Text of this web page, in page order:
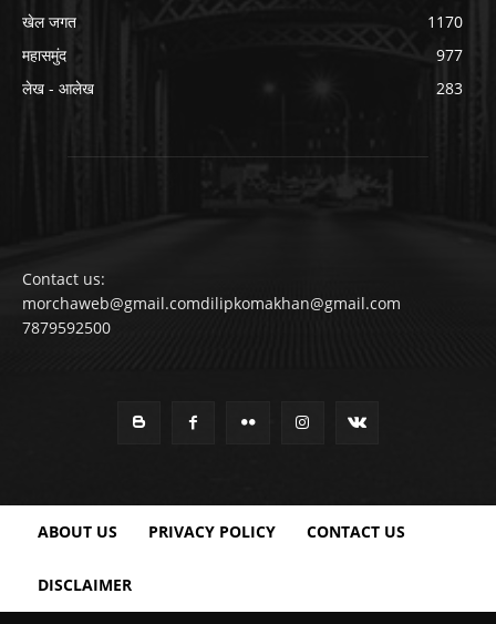
खेल जगत
1170
महासमुंद
977
लेख - आलेख
283
Contact us:
morchaweb@gmail.comdilipkomakhan@gmail.com
7879592500
ABOUT US PRIVACY POLICY CONTACT US
DISCLAIMER